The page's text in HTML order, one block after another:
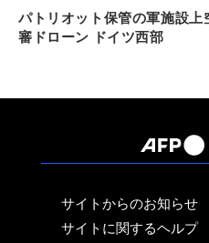
パトリオット保管の軍施設上
審ドローン ドイツ西部
サイトからのお知らせ
サイトに関するヘルプ